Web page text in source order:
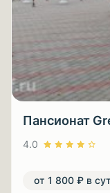
Пансионат
4.0
от 1 800 ₽ в